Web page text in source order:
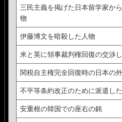
三民主義を掲げた日本留学家か
物
伊藤博文を暗殺した人物
米と英に領事裁判権回復の交渉
関税自主権完全回復時の日本の
不平等条約改正のために派遣し
安重根の韓国での座右の銘